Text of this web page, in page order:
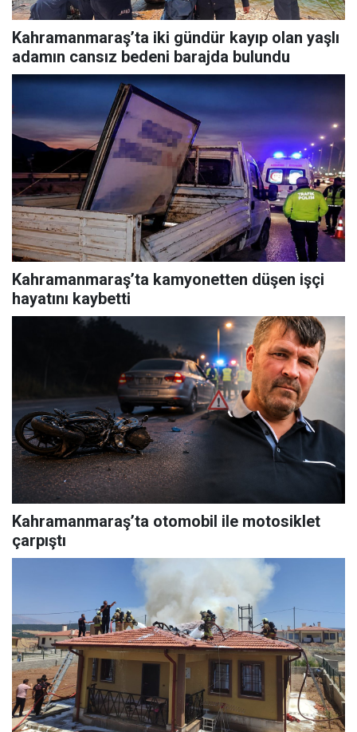
Kahramanmaraş’ta iki gündür kayıp olan yaşlı
adamın cansız bedeni barajda bulundu
Kahramanmaraş’ta kamyonetten düşen işçi
hayatını kaybetti
Kahramanmaraş’ta otomobil ile motosiklet
çarpıştı